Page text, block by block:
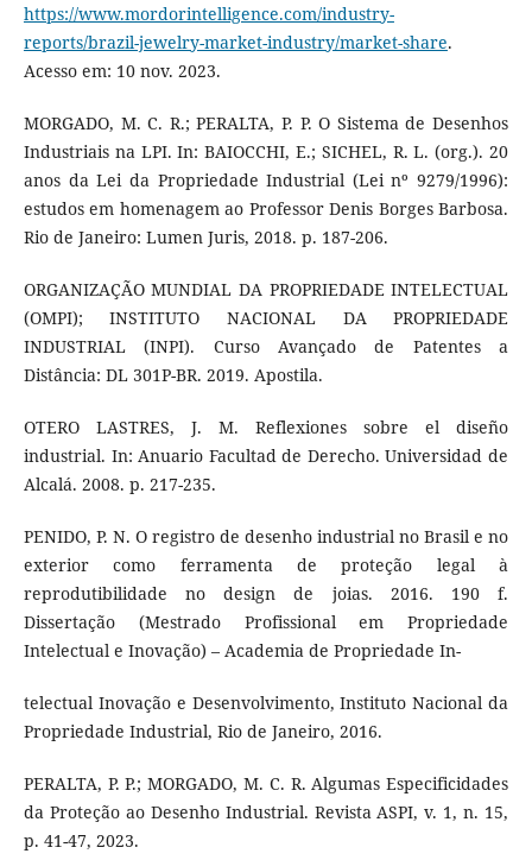
https://www.mordorintelligence.com/industry-
reports/brazil-jewelry-market-industry/market-share.
Acesso em: 10 nov. 2023.
MORGADO, M. C. R.; PERALTA, P. P. O Sistema de Desenhos
Industriais na LPI. In: BAIOCCHI, E.; SICHEL, R. L. (org.). 20
anos da Lei da Propriedade Industrial (Lei nº 9279/1996):
estudos em homenagem ao Professor Denis Borges Barbosa.
Rio de Janeiro: Lumen Juris, 2018. p. 187-206.
ORGANIZAÇÃO MUNDIAL DA PROPRIEDADE INTELECTUAL
(OMPI); INSTITUTO NACIONAL DA PROPRIEDADE
INDUSTRIAL (INPI). Curso Avançado de Patentes a
Distância: DL 301P-BR. 2019. Apostila.
OTERO LASTRES, J. M. Reflexiones sobre el diseño
industrial. In: Anuario Facultad de Derecho. Universidad de
Alcalá. 2008. p. 217-235.
PENIDO, P. N. O registro de desenho industrial no Brasil e no
exterior como ferramenta de proteção legal à
reprodutibilidade no design de joias. 2016. 190 f.
Dissertação (Mestrado Profissional em Propriedade
Intelectual e Inovação) – Academia de Propriedade In-
telectual Inovação e Desenvolvimento, Instituto Nacional da
Propriedade Industrial, Rio de Janeiro, 2016.
PERALTA, P. P.; MORGADO, M. C. R. Algumas Especificidades
da Proteção ao Desenho Industrial. Revista ASPI, v. 1, n. 15,
p. 41-47, 2023.